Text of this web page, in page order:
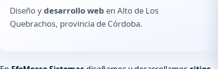
Diseño ydesarrollo web en Alto de Los
Quebrachos, provincia de Córdoba.